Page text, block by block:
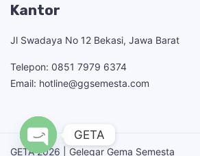
Kantor
Jl Swadaya No 12 Bekasi, Jawa Barat
Telepon: 0851 7979 6374
Email: hotline@ggsemesta.com
GETA 2026 | Gelegar Gema Semesta
GETA